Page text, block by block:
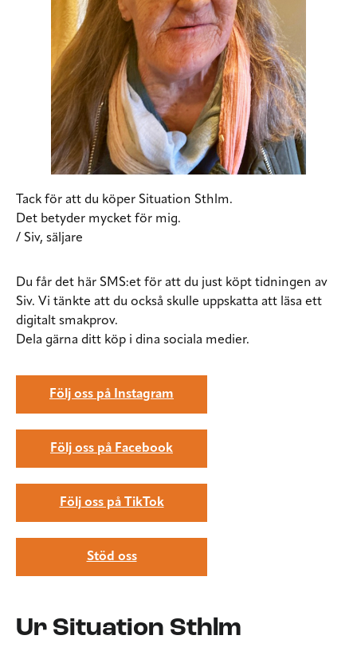
Tack för att du köper Situation Sthlm.
Det betyder mycket för mig.
/ Siv, säljare
Du får det här SMS:et för att du just köpt tidningen av
Siv. Vi tänkte att du också skulle uppskatta att läsa ett
digitalt smakprov.
Dela gärna ditt köp i dina sociala medier.
Följ oss på Instagram
Följ oss på Facebook
Följ oss på TikTok
Stöd oss
Ur Situation Sthlm